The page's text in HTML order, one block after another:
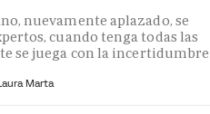
nuevamente aplazado, se
cuando tenga todas las
se juega con la
Marta